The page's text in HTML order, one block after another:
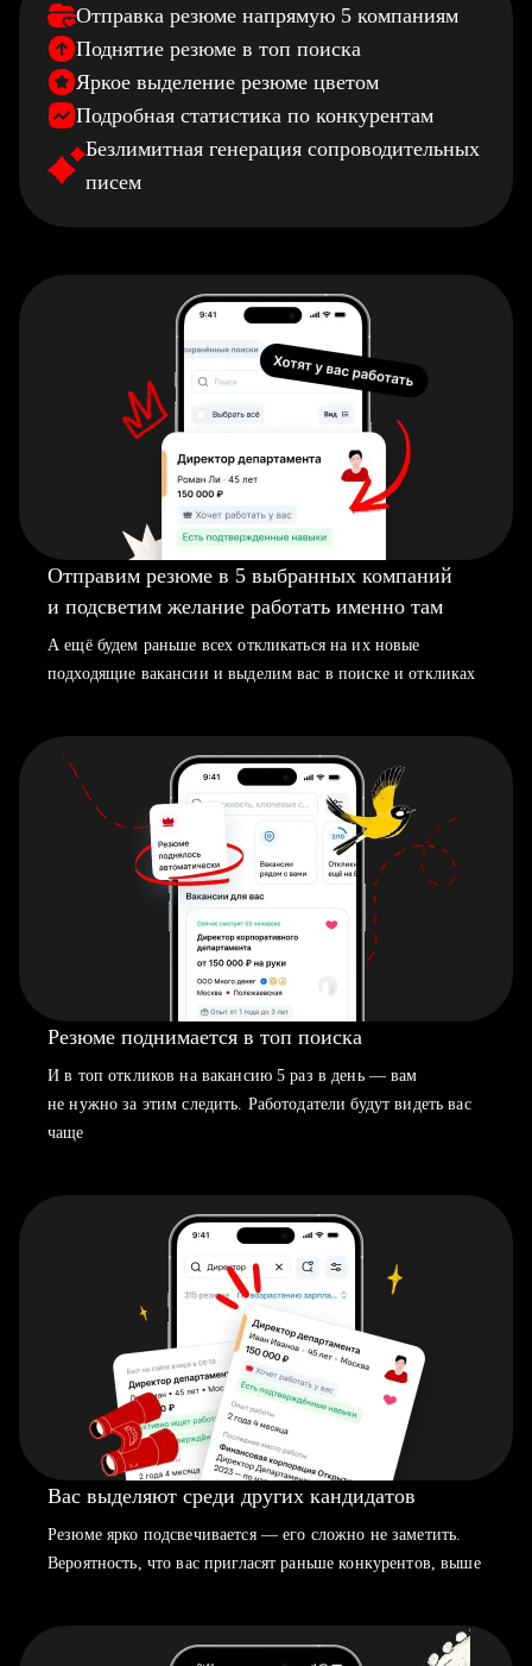
Отправка резюме напрямую 5 компаниям
Поднятие резюме в топ поиска
Яркое выделение резюме цветом
Подробная статистика по конкурентам
Безлимитная генерация сопроводительных
писем
Отправим резюме в 5 выбранных компаний
и подсветим желание работать именно там
А ещё будем раньше всех откликаться на их новые
подходящие вакансии и выделим вас в поиске и откликах
Резюме поднимается в топ поиска
И в топ откликов на вакансию 5 раз в день — вам
не нужно за этим следить. Работодатели будут видеть вас
чаще
Вас выделяют среди других кандидатов
Резюме ярко подсвечивается — его сложно не заметить.
Вероятность, что вас пригласят раньше конкурентов, выше